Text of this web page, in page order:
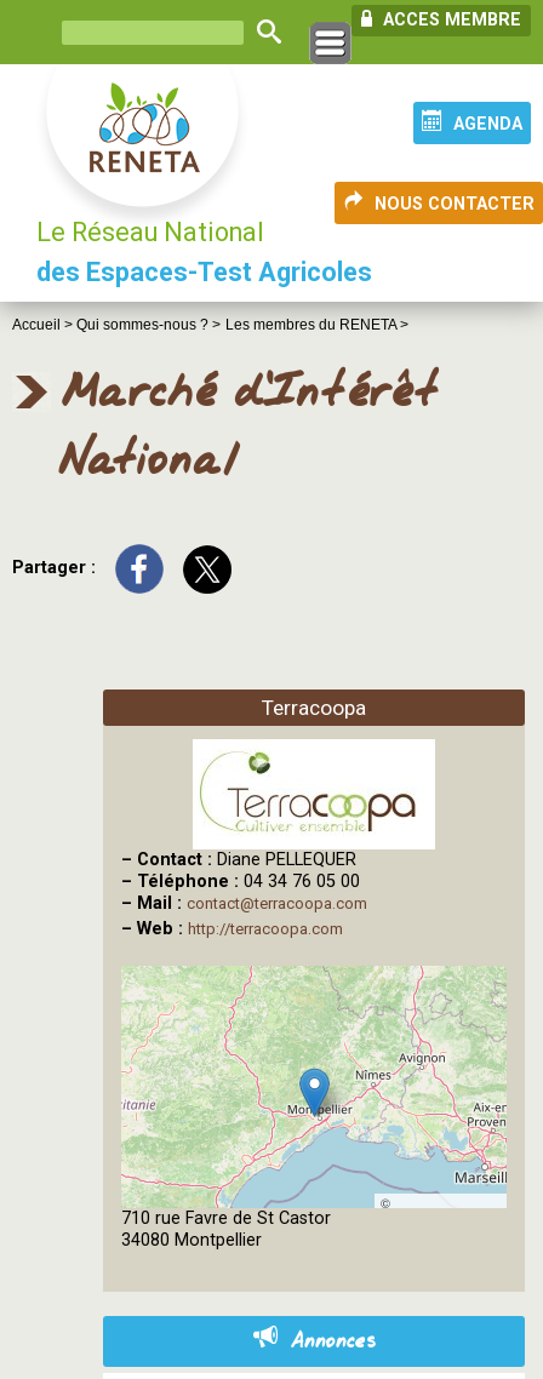
ACCES MEMBRE
AGENDA
NOUS CONTACTER
Le Réseau National
des Espaces-Test Agricoles
Accueil > Qui sommes-nous ? > Les membres du RENETA >
Marché d'Intérêt
National
Partager :
Terracoopa
– Contact : Diane PELLEQUER
– Téléphone : 04 34 76 05 00
– Mail : contact@terracoopa.com
– Web : http://terracoopa.com
©
710 rue Favre de St Castor
34080 Montpellier
Annonces